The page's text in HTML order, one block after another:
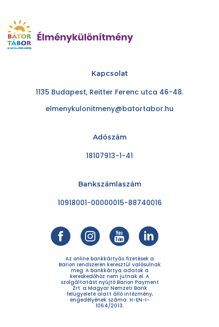
Kapcsolat
1135 Budapest, Reitter Ferenc utca 46-48.
elmenykulonitmeny@batortabor.hu
Adószám
18107913-1-41
Bankszámlaszám
10918001-00000015-88740016
Az online bankkártyás fizetések a
Barion rendszerén keresztül valósulnak
meg. A bankkártya adatok a
kereskedőhöz nem jutnak el. A
szolgáltatást nyújtó Barion Payment
Zrt. a Magyar Nemzeti Bank
felügyelete alatt álló intézmény,
engedélyének száma: H-EN-I-
1064/2013.